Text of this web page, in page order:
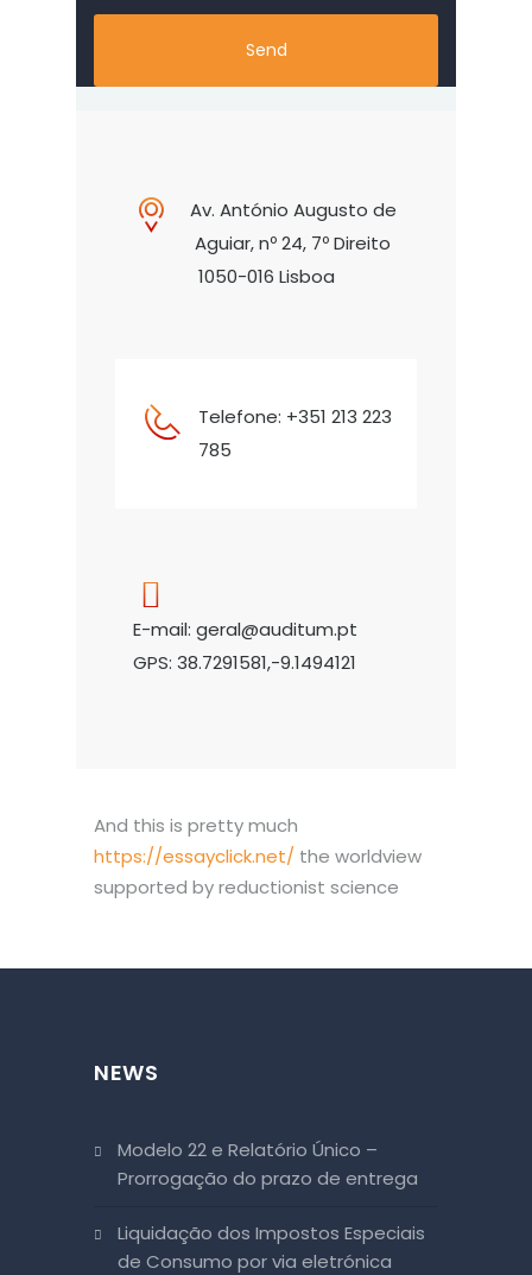
Av. António Augusto de
Aguiar, nº 24, 7º Direito
1050-016 Lisboa
Telefone: +351 213 223
785
E-mail: geral@auditum.pt
GPS: 38.7291581,-9.1494121
And this is pretty much
https://essayclick.net/ the worldview
supported by reductionist science
NEWS
Modelo 22 e Relatório Único –
Prorrogação do prazo de entrega
Liquidação dos Impostos Especiais
de Consumo por via eletrónica